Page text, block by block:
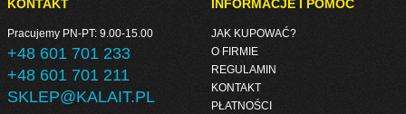
KONTAKT
Pracujemy PN-PT: 9.00-15.00
+48 601 701 233
+48 601 701 211
SKLEP@KALAIT.PL
INFORMACJE I POMOC
JAK KUPOWAĆ?
O FIRMIE
REGULAMIN
KONTAKT
PŁATNOŚCI